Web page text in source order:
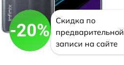
-20%
Скидка по
предварительной
записи на сайте